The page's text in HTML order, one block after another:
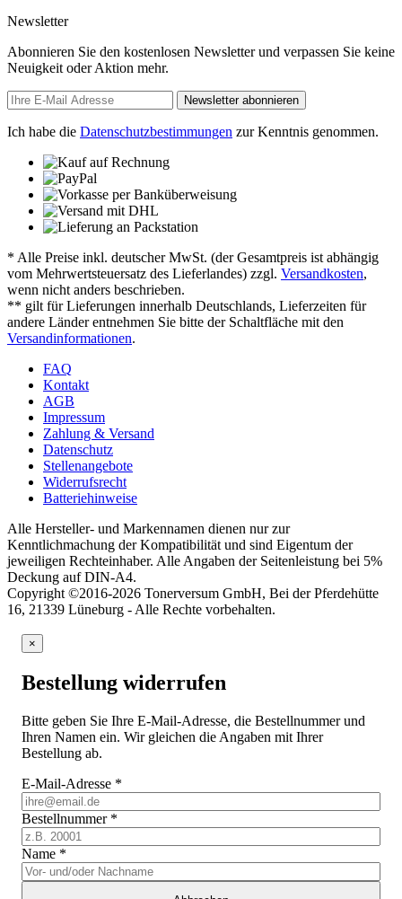
Newsletter
Abonnieren Sie den kostenlosen Newsletter und verpassen Sie keine
Neuigkeit oder Aktion mehr.
Newsletter abonnieren
Ich habe die Datenschutzbestimmungen zur Kenntnis genommen.
* Alle Preise inkl. deutscher MwSt. (der Gesamtpreis ist abhängig
vom Mehrwertsteuersatz des Lieferlandes) zzgl. Versandkosten,
wenn nicht anders beschrieben.
** gilt für Lieferungen innerhalb Deutschlands, Lieferzeiten für
andere Länder entnehmen Sie bitte der Schaltfläche mit den
Versandinformationen.
FAQ
Kontakt
AGB
Impressum
Zahlung & Versand
Datenschutz
Stellenangebote
Widerrufsrecht
Batteriehinweise
Alle Hersteller- und Markennamen dienen nur zur
Kenntlichmachung der Kompatibilität und sind Eigentum der
jeweiligen Rechteinhaber. Alle Angaben der Seitenleistung bei 5%
Deckung auf DIN-A4.
Copyright ©2016-2026 Tonerversum GmbH, Bei der Pferdehütte
16, 21339 Lüneburg - Alle Rechte vorbehalten.
×
Bestellung widerrufen
Bitte geben Sie Ihre E-Mail-Adresse, die Bestellnummer und
Ihren Namen ein. Wir gleichen die Angaben mit Ihrer
Bestellung ab.
E-Mail-Adresse *
Bestellnummer *
Name *